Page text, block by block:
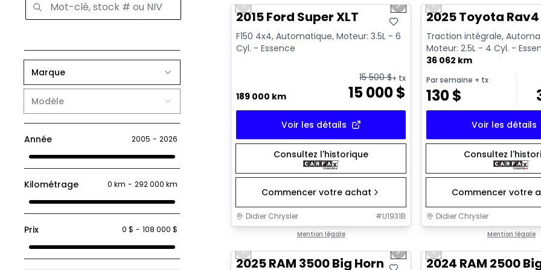
Marque
Modèle
Année 2005 - 2026
Kilométrage 0 km - 292 000 km
Prix 0 $ - 108 000 $
Previous slide Next slide
2015 Ford Super XLT
F150 4x4, Automatique, Moteur: 3.5L - 6
Cyl. - Essence
189 000 km 15 000$
15 500$+ tx
Voir les détails
Consultez l'historique
Commencer votre achat
Didier Chrysler #U1931B
Mention légale
Previous slide
2025 Toyota Rav4
Traction intégrale,
Moteur: 2.5L - 4 Cyl. -
36 062 km
Par semaine + tx
130$
Voir les détails
Consultez
Commencer votre
Didier Chrysler
Mention légale
Très bonne offre
Previous slide Next slide
2025 RAM 3500 Big Horn
Très bonne offre
Previous slide
2024 RAM 2500